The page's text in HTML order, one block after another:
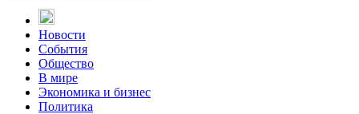
Новости
События
Общество
В мире
Экономика и бизнес
Политика